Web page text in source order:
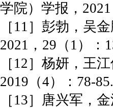
学院）学报，
［11］彭勃，吴
2021，29（1）：
［12］杨妍，王
2019（4）：78-85.
［13］唐兴军，